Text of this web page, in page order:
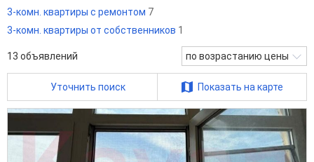
3-комн. квартиры с ремонтом 7
3-комн. квартиры от собственников 1
13 объявлений по возрастанию цены
Уточнить поиск Показать на карте